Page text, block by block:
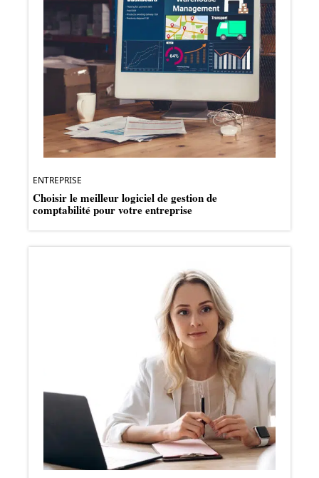
ENTREPRISE
Choisir le meilleur logiciel de gestion de
comptabilité pour votre entreprise